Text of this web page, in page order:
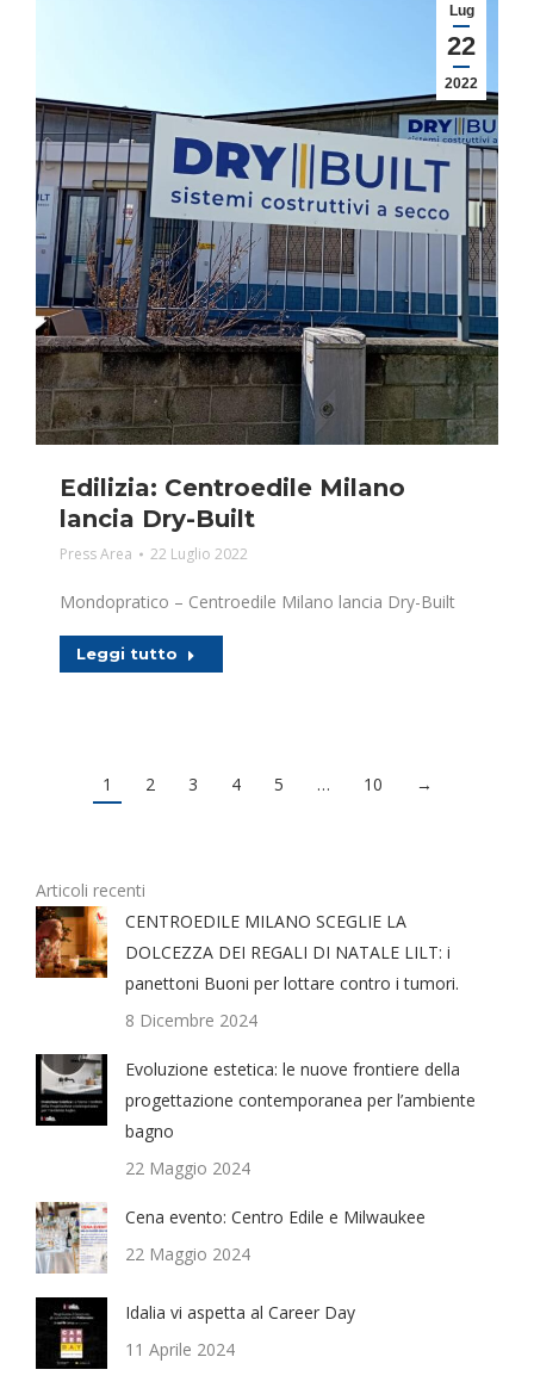
Lug
22
2022
Edilizia: Centroedile Milano
lancia Dry-Built
Press Area 22 Luglio 2022
Mondopratico – Centroedile Milano lancia Dry-Built
Leggi tutto
1 2 3 4 5 … 10 →
Articoli recenti
CENTROEDILE MILANO SCEGLIE LA
DOLCEZZA DEI REGALI DI NATALE LILT: i
panettoni Buoni per lottare contro i tumori.
8 Dicembre 2024
Evoluzione estetica: le nuove frontiere della
progettazione contemporanea per l’ambiente
bagno
22 Maggio 2024
Cena evento: Centro Edile e Milwaukee
22 Maggio 2024
Idalia vi aspetta al Career Day
11 Aprile 2024